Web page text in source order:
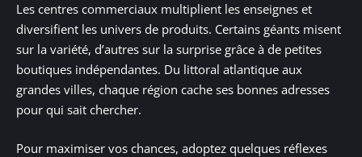
Les centres commerciaux multiplient les enseignes et
diversifient les univers de produits. Certains géants misent
sur la variété, d’autres sur la surprise grâce à de petites
boutiques indépendantes. Du littoral atlantique aux
grandes villes, chaque région cache ses bonnes adresses
pour qui sait chercher.
Pour maximiser vos chances, adoptez quelques réflexes